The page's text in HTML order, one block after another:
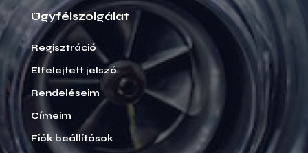
Ügyfélszolgálat
Regisztráció
Elfelejtett jelszó
Rendeléseim
Címeim
Fiók beállítások